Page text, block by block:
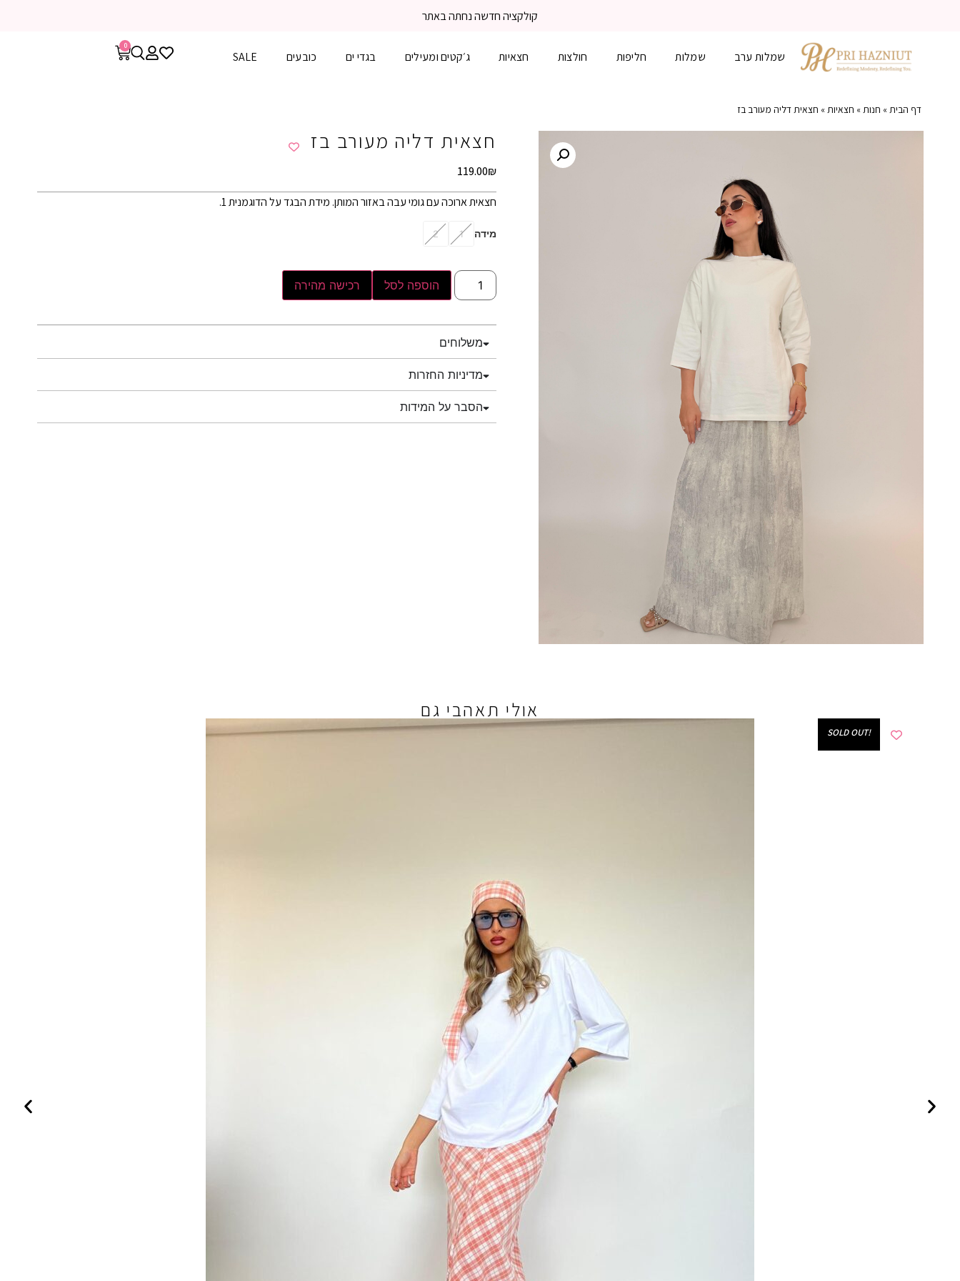
משלוח עד הבית 3-5 ימי עסקים
שמלות ערב שמלות חליפות חולצות חצאיות ג׳קטים ומעילים בגדי ים כובעים SALE
0
דף הבית» חנות» חצאיות» חצאית דליה מעורב בז
חצאית דליה מעורב בז
119.00₪
חצאית ארוכה עם גומי עבה באזור המותן. מידת הבגד על הדוגמנית 1.
מידה 1
2
הוספה לסל רכישה מהירה
משלוחים
מדיניות החזרות
הסבר על המידות
אולי תאהבי גם
!SOLD OUT